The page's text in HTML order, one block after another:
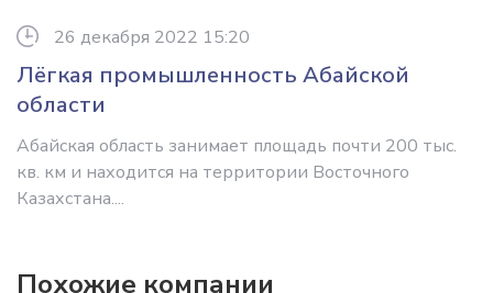
26 декабря 2022 15:20
Лёгкая промышленность Абайской
области
Абайская область занимает площадь почти 200 тыс.
кв. км и находится на территории Восточного
Казахстана....
Похожие компании